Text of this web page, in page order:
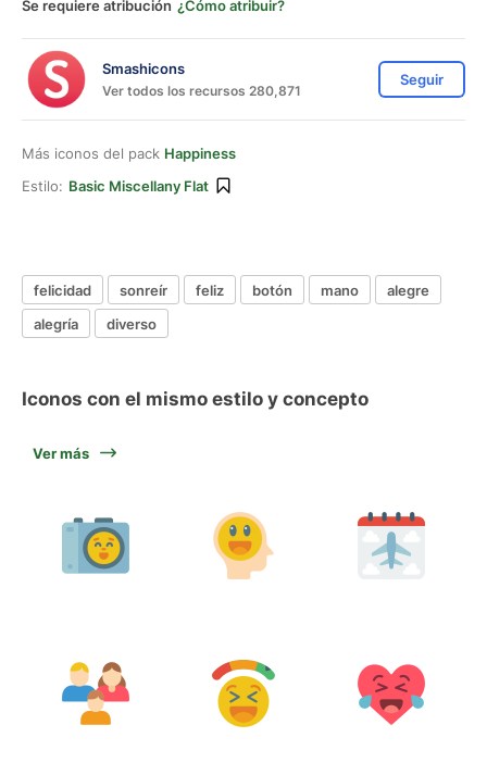
Se requiere atribución ¿Cómo atribuir?
Smashicons
Ver todos los recursos 280,871
Seguir
Más iconos del pack Happiness
Estilo: Basic Miscellany Flat
felicidad sonreír feliz botón mano
alegre
alegría
diverso
Iconos con el mismo estilo y concepto
Ver más